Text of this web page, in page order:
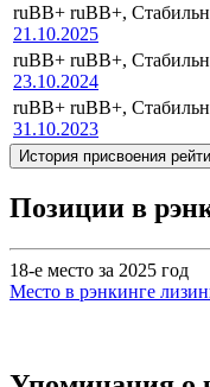
ruBB+ ruBB+,
21.10.2025
ruBB+ ruBB+,
23.10.2024
ruBB+ ruBB+,
31.10.2023
История присвоения
Позиции в
18-е место за 2025 год
Место в рэнкинге